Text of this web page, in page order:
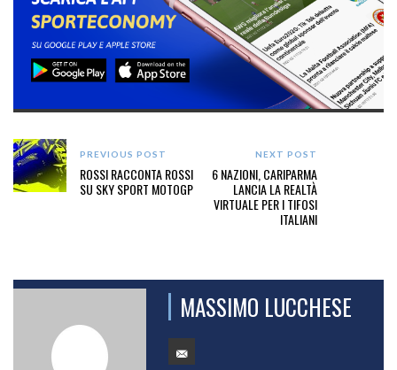
PREVIOUS POST
ROSSI RACCONTA ROSSI
SU SKY SPORT MOTOGP
NEXT POST
6 NAZIONI, CARIPARMA
LANCIA LA REALTÀ
VIRTUALE PER I TIFOSI
ITALIANI
MASSIMO LUCCHESE